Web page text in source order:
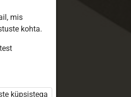
mis
kohta.
küpsistega